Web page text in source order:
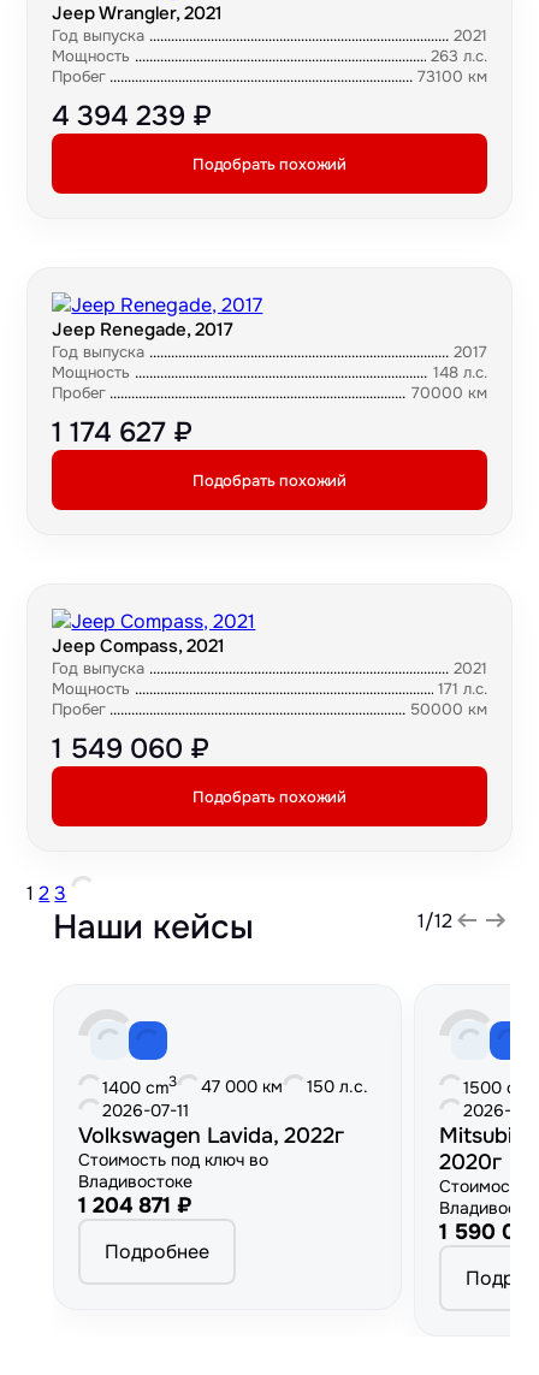
Jeep Wrangler, 2021
Год выпуска
2021
Мощность
263 л.с.
Пробег
73100 км
4 394 239 ₽
Подобрать похожий
Jeep Renegade, 2017
Год выпуска
2017
Мощность
148 л.с.
Пробег
70000 км
1 174 627 ₽
Подобрать похожий
Jeep Compass, 2021
Год выпуска
2021
Мощность
171 л.с.
Пробег
50000 км
1 549 060 ₽
Подобрать похожий
1 2 3
Наши кейсы 1/12
1400 cm3 47 000 км
150 л.с.
2026-07-11
Volkswagen Lavida, 2022г
Стоимость под ключ во
Владивостоке
1 204 871 ₽
Подробнее
1500 cm
2026-
2020г
Стоимость
1 590